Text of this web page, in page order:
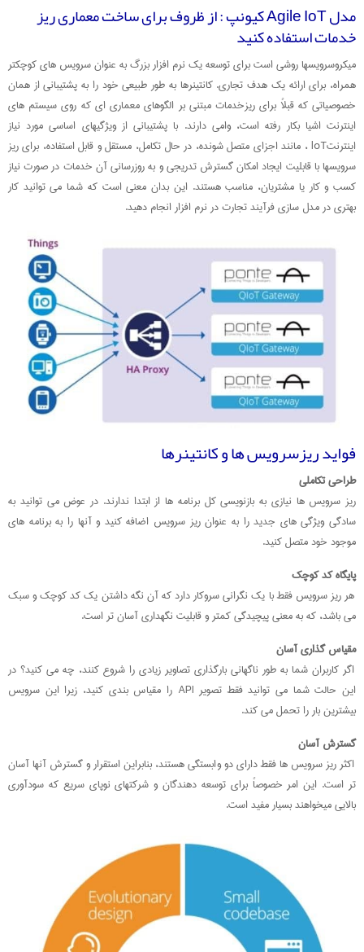
مدل Agile IoT کیونپ : از ظروف برای ساخت معماری ریز
خدمات استفاده کنید
میکروسرویسها روشی است برای توسعه یک نرم افزار بزرگ به عنوان سرویس های کوچکتر
همراه، برای ارائه یک هدف تجاری. کانتینرها به طور طبیعی خود را به پشتیبانی از همان
خصوصیاتی که قبلاً برای ریزخدمات مبتنی بر الگوهای معماری ای که روی سیستم های
اینترنت اشیا بکار رفته است، وامی دارند. با پشتیبانی از ویژگیهای اساسی مورد نیاز
اینترنتloT ، مانند اجزای متصل شونده، در حال تکامل، مستقل و قابل استفاده، برای ریز
سرویسها با قابلیت ایجاد امکان گسترش تدریجی و به روزرسانی آن خدمات در صورت نیاز
کسب و کار یا مشتریان، مناسب هستند. این بدان معنی است که شما می توانید کار
بهتری در مدل سازی فرآیند تجارت در نرم افزار انجام دهید.
فواید ریزسرویس ها و کانتینرها
طراحی تکاملی
ریز سرویس ها نیازی به بازنویسی کل برنامه ها از ابتدا ندارند. در عوض می توانید به
سادگی ویژگی های جدید را به عنوان ریز سرویس اضافه کنید و آنها را به برنامه های
موجود خود متصل کنید.
پایگاه کد کوچک
هر ریز سرویس فقط با یک نگرانی سروکار دارد که آن نگه داشتن یک کد کوچک و سبک
می باشد، که به معنی پیچیدگی کمتر و قابلیت نگهداری آسان تر است.
مقیاس گذاری آسان
اگر کاربران شما به طور ناگهانی بارگذاری تصاویر زیادی را شروع کنند، چه می کنید؟ در
این حالت شما می توانید فقط تصویر API را مقیاس بندی کنید، زیرا این سرویس
بیشترین بار را تحمل می کند.
گسترش آسان
اکثر ریز سرویس ها فقط دارای دو وابستگی هستند، بنابراین استقرار و گسترش آنها آسان
تر است. این امر خصوصاً برای توسعه دهندگان و شرکتهای نوپای سریع که سودآوری
بالایی میخواهند بسیار مفید است.